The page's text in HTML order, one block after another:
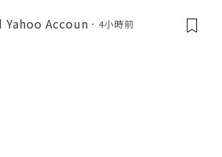
Yahoo Accoun 4小時前